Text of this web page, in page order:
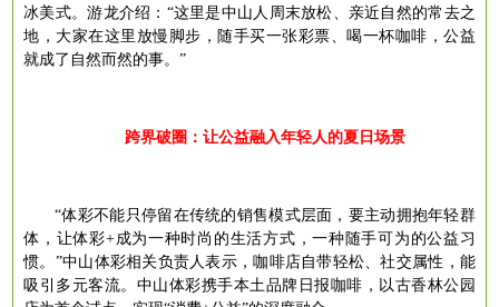
冰美式。游龙介绍： “这里是中山人周末放松、亲近自然的常去之
地，大家在这里放慢脚步，随手买一张彩票、喝一杯咖啡，公益
就成了自然而然的事。”
跨界破圈：让公益融入年轻人的夏日场景
“体彩不能只停留在传统的销售模式层面，要主动拥抱年轻群
体，让体彩+成为一种时尚的生活方式，一种随手可为的公益习
惯。”中山体彩相关负责人表示，咖啡店自带轻松、社交属性，能
吸引多元客流。中山体彩携手本土品牌日报咖啡，以古香林公园